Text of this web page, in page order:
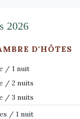
2026
D'HÔTES
/ 1 nuit
/ 2 nuits
/ 3 nuits
/ 1 nuit